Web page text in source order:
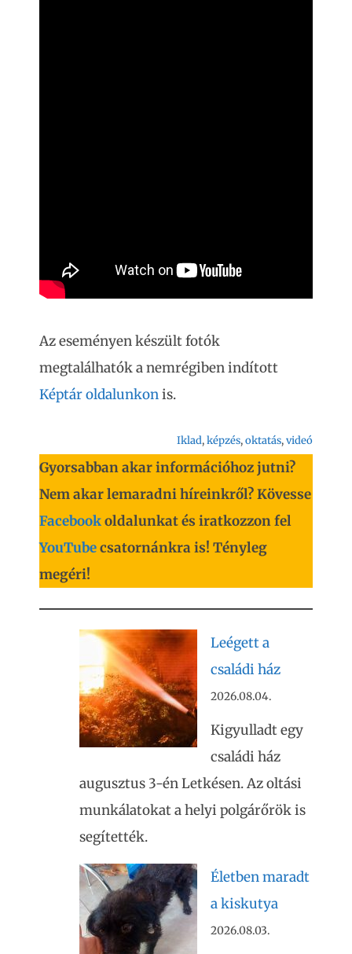
Az eseményen készült fotók
megtalálhatók a nemrégiben indított
Képtár oldalunkonis.
Iklad, képzés, oktatás, videó
Gyorsabban akar információhoz jutni?
Nem akar lemaradni híreinkről? Kövesse
Facebookoldalunkat és iratkozzon fel
YouTubecsatornánkra is! Tényleg
megéri!
Leégett a
családi ház
2026.08.04.
Kigyulladt egy
családi ház
augusztus 3-én Letkésen. Az oltási
munkálatokat a helyi polgárőrök is
segítették.
Életben maradt
a kiskutya
2026.08.03.